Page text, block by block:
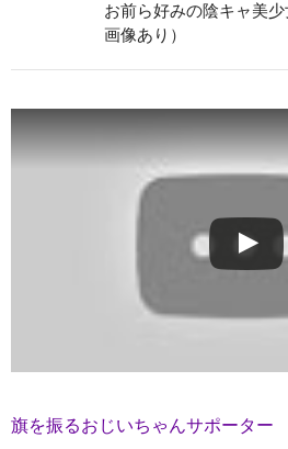
お前ら好みの陰キャ美
画像あり）
旗を振るおじいちゃんサポーター